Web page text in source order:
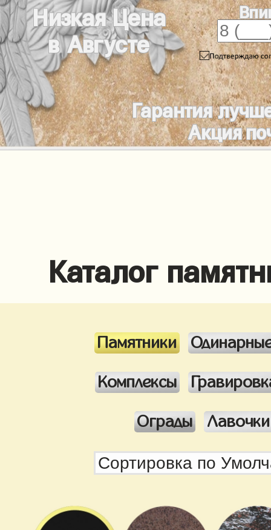
Низкая Цена
в Августе
Гарантия
Акция
Каталог
Памятники
Комплексы
Ограды